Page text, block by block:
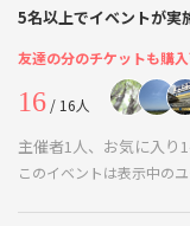
5名以上でイベントが実
友達の分のチケットも購入
16/ 16人
主催者1人、お気に入り
このイベントは表示中の